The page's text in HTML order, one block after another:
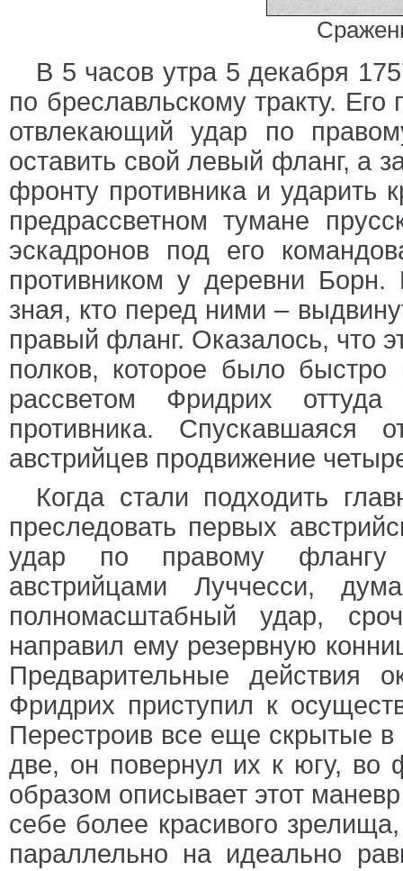
В 5 часов утра 5 декабря
по бреславльскому тракту.
отвлекающий удар по
оставить свой левый фланг, а
фронту противника и
предрассветном тумане
эскадронов под его
противником у деревни Борн.
зная, кто перед ними –
правый фланг. Оказалось, что
полков, которое было
рассветом Фридрих
противника. Спускавшаяся
австрийцев продвижение
Когда стали подходить
преследовать первых
удар по правому флангу
австрийцами Луччесси,
полномасштабный удар,
направил ему резервную
Предварительные действия
Фридрих приступил к
Перестроив все еще скрытые в
две, он повернул их к югу, во
образом описывает этот
себе более красивого
параллельно на идеально